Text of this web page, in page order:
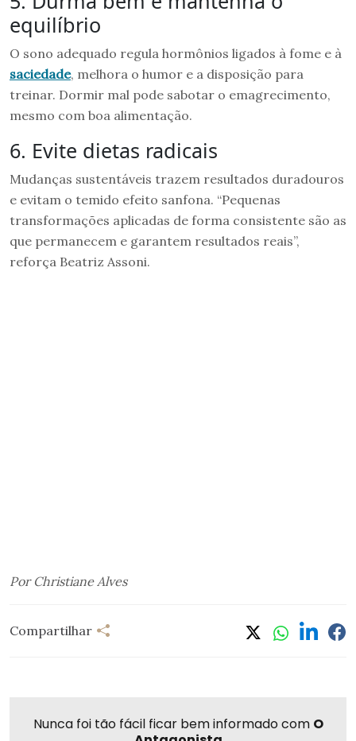
equilíbrio
O sono adequado regula hormônios ligados à fome e à
saciedade, melhora o humor e a disposição para
treinar. Dormir mal pode sabotar o emagrecimento,
mesmo com boa alimentação.
6. Evite dietas radicais
Mudanças sustentáveis trazem resultados duradouros
e evitam o temido efeito sanfona. “Pequenas
transformações aplicadas de forma consistente são as
que permanecem e garantem resultados reais”,
reforça Beatriz Assoni.
Por Christiane Alves
Compartilhar
Nunca foi tão fácil ficar bem informado com O